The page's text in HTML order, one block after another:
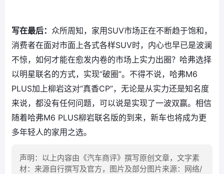
写在最后： 众所周知，家用SUV市场正在不断趋于饱和，
消费者在面对市面上各式各样SUV时，内心也早已是波澜
不惊，如何才能在愈发内卷的市场上实力出圈？哈弗选择
以明星联名的方式，实现“破圈”。不得不说，哈弗M6
PLUS加上柳岩这对“真香CP”，无论是从实力还是知名度
来说，都没有任何问题，可以说是实现了一波双赢。相信
随着哈弗M6 PLUS柳岩联名版的到来，新车也将成为更
多年轻人的家用之选。
声明：以上内容由《汽车商评》撰写原创文章，文字素
材：来源自行撰写及官方，图片及部分图片来源：网络/